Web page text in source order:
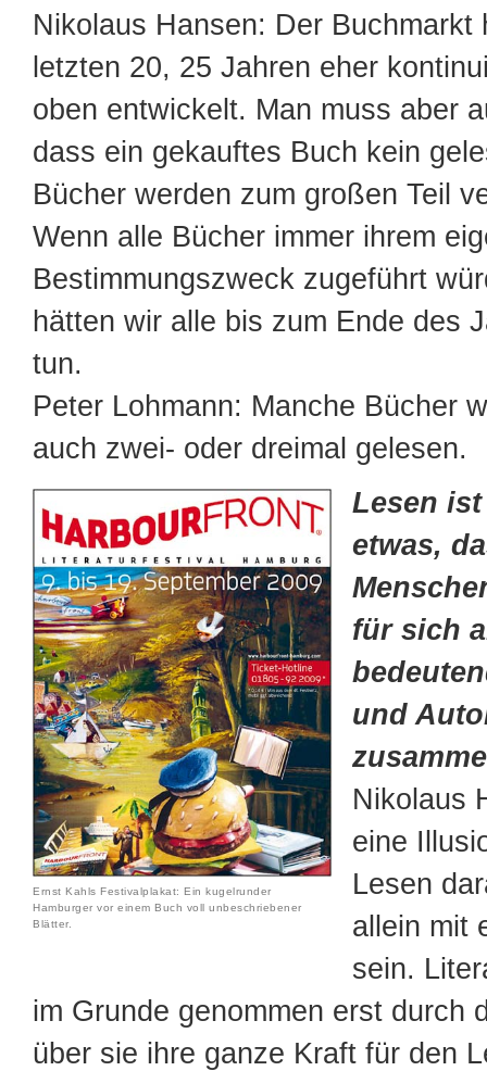
Nikolaus Hansen: Der Buchmarkt
letzten 20, 25 Jahren eher
oben entwickelt. Man muss aber
dass ein gekauftes Buch kein
Bücher werden zum großen Teil
Wenn alle Bücher immer ihrem
Bestimmungszweck zugeführt
hätten wir alle bis zum Ende des
tun.
Peter Lohmann: Manche Bücher
auch zwei- oder dreimal gelesen.
Ernst Kahls Festivalplakat: Ein kugelrunder
Hamburger vor einem Buch voll unbeschriebener
Blätter.
Lesen
etwas,
für sich
und
Nikolaus
eine
Lesen
allein mit
sein.
im Grunde genommen erst durch
über sie ihre ganze Kraft für den